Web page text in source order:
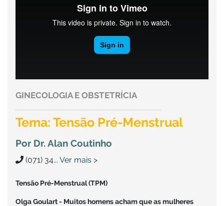
GINECOLOGIA E OBSTETRÍCIA
Tema: Tensão Pré-Menstrual
Por Dr. Alan Coutinho
(071) 34... Ver mais >
Tensão Pré-Menstrual (TPM)
Olga Goulart - Muitos homens acham que as mulheres